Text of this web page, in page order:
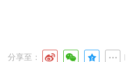
分享至：